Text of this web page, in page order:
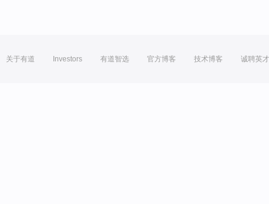
关于有道 Investors 有道智选 官方博客 技术博客 诚聘英才